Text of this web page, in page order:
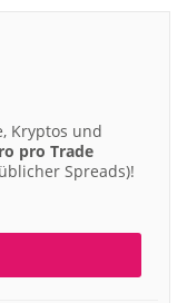
Kryptos und
pro Trade
Spreads)!